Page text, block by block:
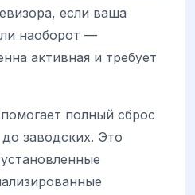
если ваша
наоборот —
активная и требует
полный сброс
заводских. Это